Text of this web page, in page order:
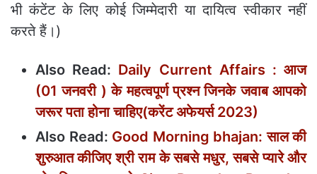
भी कंटेंट के लिए कोई जिम्मेदारी या दायित्व स्वीकार नहीं
करते हैं।)
Also Read: Daily Current Affairs : आज
(01 जनवरी ) के महत्‍वपूर्ण प्रश्‍न जिनके जवाब आपको
जरूर पता होना चाहिए(करेंट अफेयर्स 2023)
Also Read: Good Morning bhajan: साल की
शुरुआत कीजिए श्री राम के सबसे मधुर, सबसे प्यारे और